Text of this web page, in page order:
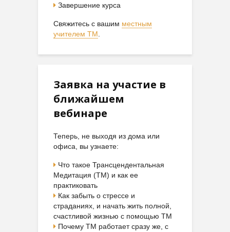
Завершение курса
Свяжитесь с вашим местным
учителем ТМ.
Заявка на участие в
ближайшем
вебинаре
Теперь, не выходя из дома или
офиса, вы узнаете:
Что такое Трансцендентальная
Медитация (ТМ) и как ее
практиковать
Как забыть о стрессе и
страданиях, и начать жить полной,
счастливой жизнью с помощью ТМ
Почему ТМ работает сразу же, с